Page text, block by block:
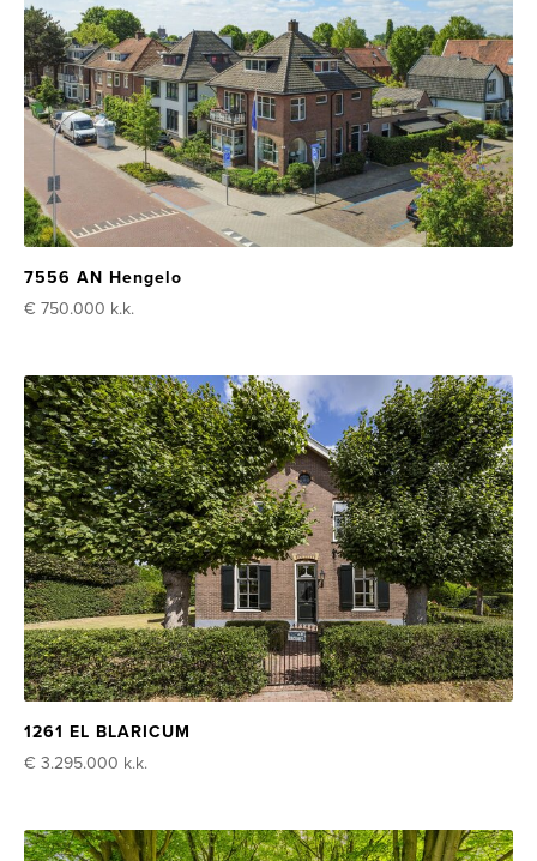
7556 AN Hengelo
€ 750.000 k.k.
1261 EL BLARICUM
€ 3.295.000 k.k.